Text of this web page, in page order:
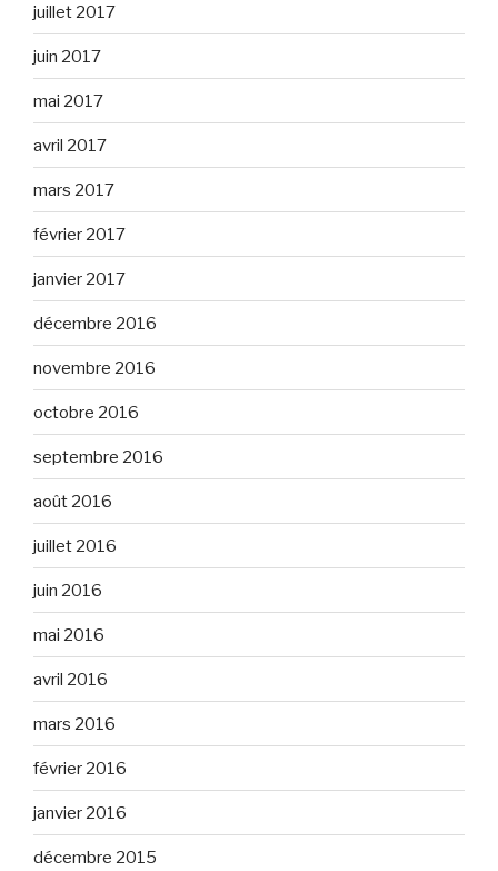
juillet 2017
juin 2017
mai 2017
avril 2017
mars 2017
février 2017
janvier 2017
décembre 2016
novembre 2016
octobre 2016
septembre 2016
août 2016
juillet 2016
juin 2016
mai 2016
avril 2016
mars 2016
février 2016
janvier 2016
décembre 2015